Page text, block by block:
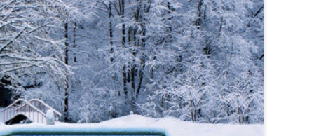
ГОРЯЧАЯ ЛИНИЯ
8 800 200-50-35
Звонок по России бесплатный